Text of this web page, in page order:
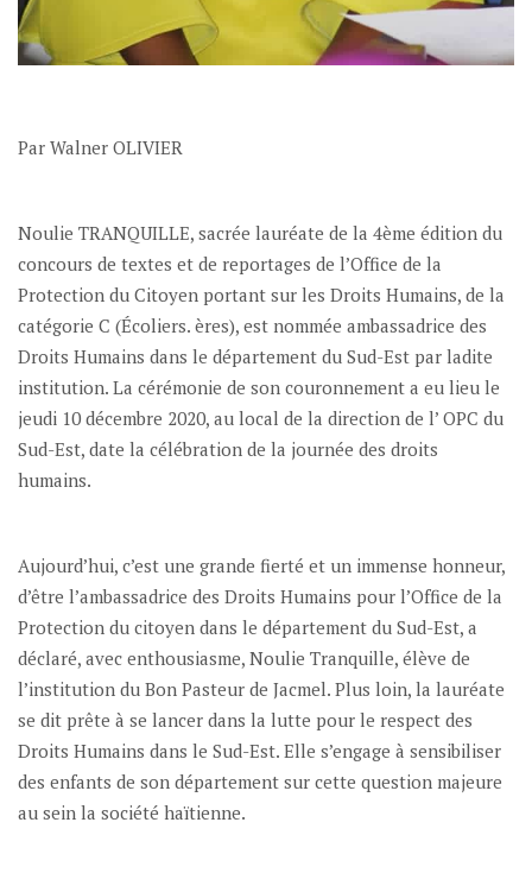
Par Walner OLIVIER
Noulie TRANQUILLE, sacrée lauréate de la 4ème édition du
concours de textes et de reportages de l’Office de la
Protection du Citoyen portant sur les Droits Humains, de la
catégorie C (Écoliers. ères), est nommée ambassadrice des
Droits Humains dans le département du Sud-Est par ladite
institution. La cérémonie de son couronnement a eu lieu le
jeudi 10 décembre 2020, au local de la direction de l’ OPC du
Sud-Est, date la célébration de la journée des droits
humains.
Aujourd’hui, c’est une grande fierté et un immense honneur,
d’être l’ambassadrice des Droits Humains pour l’Office de la
Protection du citoyen dans le département du Sud-Est, a
déclaré, avec enthousiasme, Noulie Tranquille, élève de
l’institution du Bon Pasteur de Jacmel. Plus loin, la lauréate
se dit prête à se lancer dans la lutte pour le respect des
Droits Humains dans le Sud-Est. Elle s’engage à sensibiliser
des enfants de son département sur cette question majeure
au sein la société haïtienne.